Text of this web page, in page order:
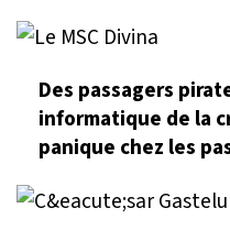
Des passagers
informatique de la
panique chez les